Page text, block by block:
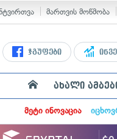
მართვის მოწმობა
ჯგუფები
ახალი
მეტი ინოვაცია